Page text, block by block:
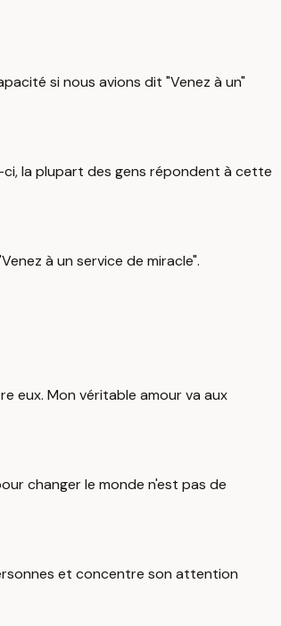
si nous avions dit "Venez à un"
la plupart des gens répondent à cette
à un service de miracle".
eux. Mon véritable amour va aux
changer le monde n'est pas de
et concentre son attention